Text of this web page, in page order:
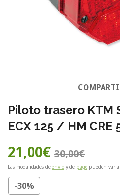
Piloto trasero KTM
ECX 125 / HM CRE
21,00€ 30,00€
Las modalidades de envío y de pago pueden
-30%